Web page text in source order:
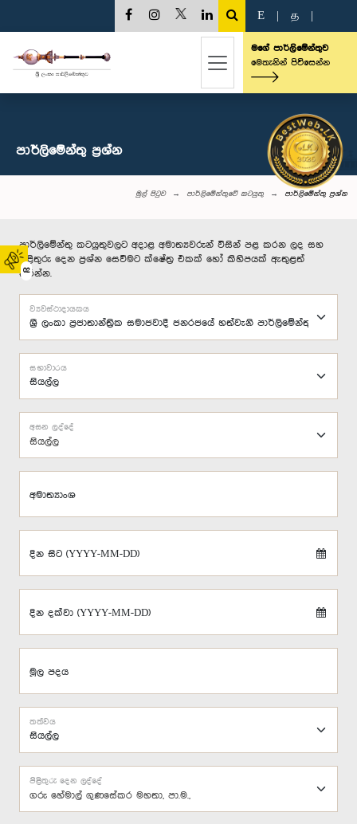
02
E த
මගේ පාර්ලිමේන්තුව
මෙතැනින් පිවිසෙන්න
පාර්ලි‌මේන්තු‌ ප්‍රශ්න
මුල් පිටුව පාර්ලිමේන්තුවේ කටයුතු පාර්ලි‌මේන්තු‌ ප්‍රශ්න
පාර්ලිමේන්තු කටයුතුවලට අදාළ අමාත්‍යවරුන් විසින් පළ කරන ලද සහ
පිළිතුරු දෙන ප්‍රශ්න සෙවීමට ක්ෂේත්‍ර එකක් හෝ කිහිපයක් ඇතුළත්
කරන්න.
ව්‍යවස්ථාදායකය
සභාවාරය
සියල්ල
අසන ලද්දේ
අමාත්‍යාංශ
දින සිට (YYYY-MM-DD)
දින දක්වා (YYYY-MM-DD)
මූල පදය
තත්වය
ගරු හේමාල් ගුණසේකර මහතා, පා.ම.,
පිළිතුරු දෙන ලද්දේ